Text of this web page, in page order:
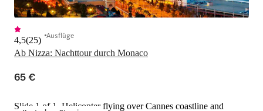
Ab Nizza: Nachttour durch Monaco
4,5(25) Ausflüge
65 €
Slide 1 of 1, Helicopter flying over Cannes coastline and